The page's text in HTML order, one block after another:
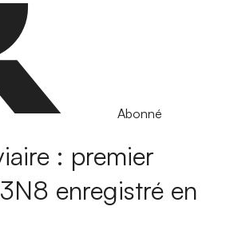
Abonné
: premier
enregistré en